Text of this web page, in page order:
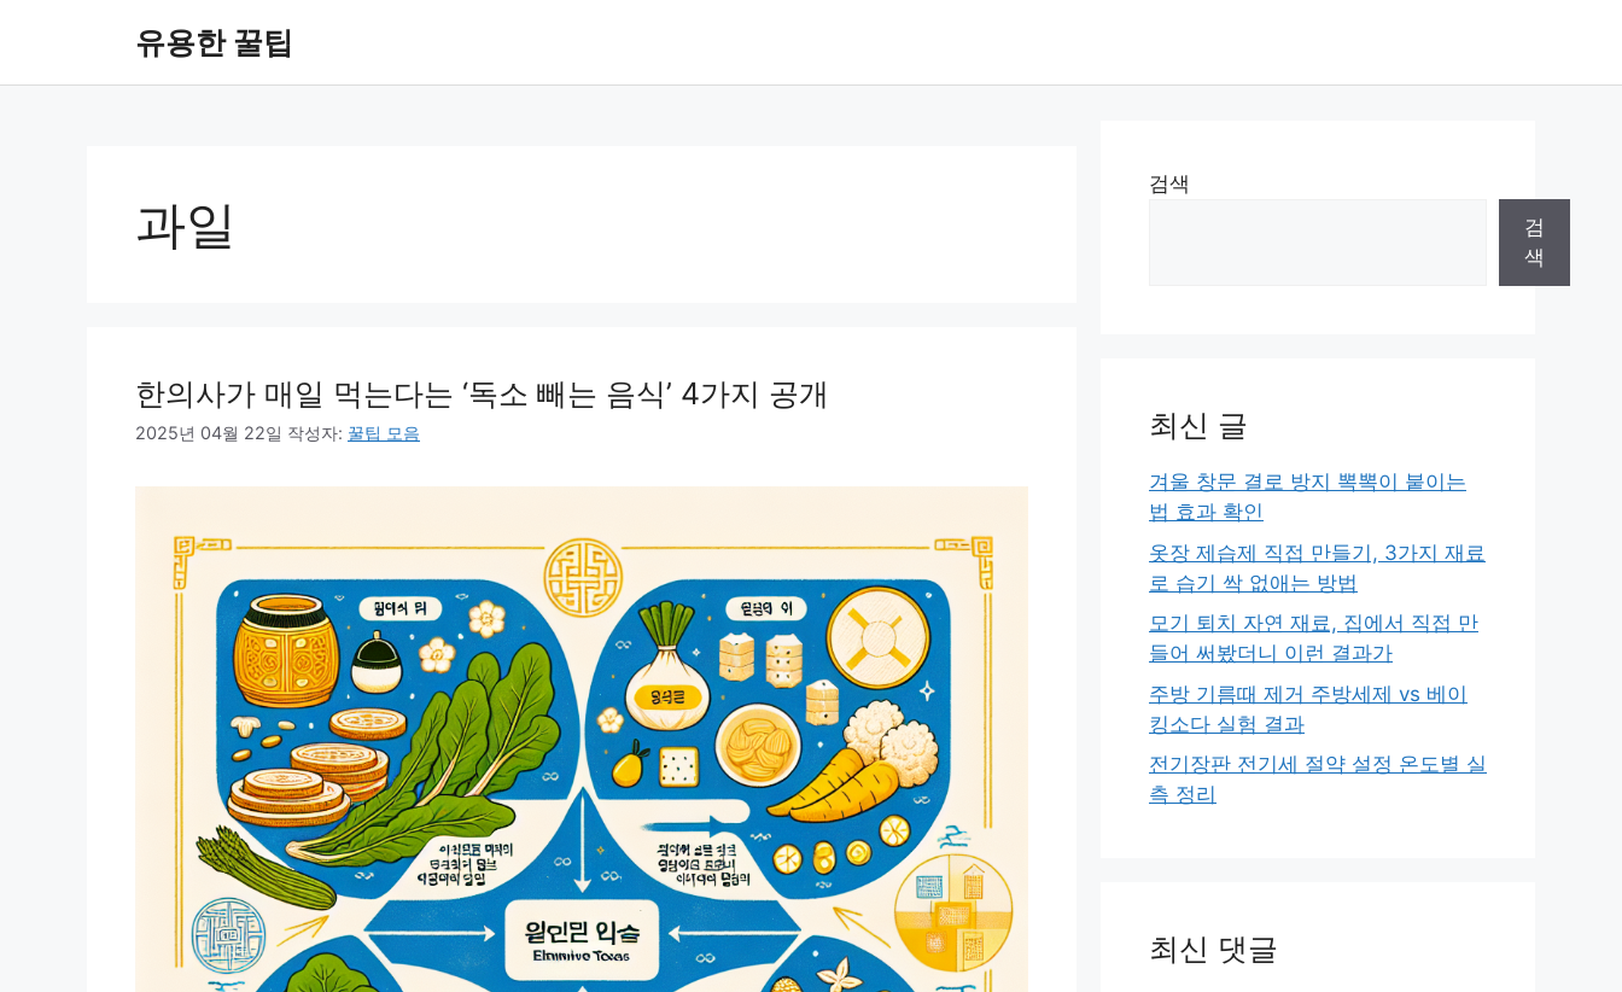
유용한 꿀팁
과일
한의사가 매일 먹는다는 ‘독소 빼는 음식’ 4가지 공개
2025년 04월 22일 작성자: 꿀팁 모음
검색
검
색
최신 글
겨울 창문 결로 방지 뽁뽁이 붙이는
법 효과 확인
옷장 제습제 직접 만들기, 3가지 재료
로 습기 싹 없애는 방법
모기 퇴치 자연 재료, 집에서 직접 만
들어 써봤더니 이런 결과가
주방 기름때 제거 주방세제 vs 베이
킹소다 실험 결과
전기장판 전기세 절약 설정 온도별 실
측 정리
최신 댓글